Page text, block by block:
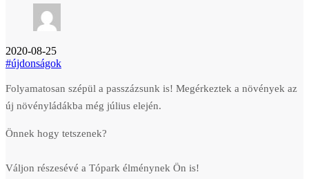
2020-08-25
#újdonságok
Folyamatosan szépül a passzázsunk is! Megérkeztek a növények az
új növényládákba még július elején.
Önnek hogy tetszenek?
Váljon részesévé a Tópark élménynek Ön is!